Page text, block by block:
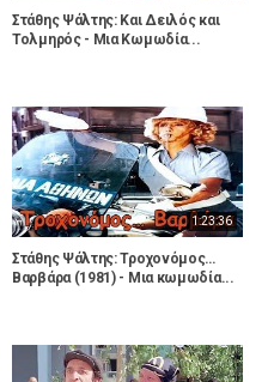
Στάθης Ψάλτης: Και Δειλός και
Τολμηρός - Μια Κωμωδία...
1:23:36
Στάθης Ψάλτης: Τροχονόμος…
Βαρβάρα (1981) - Μια κωμωδία...